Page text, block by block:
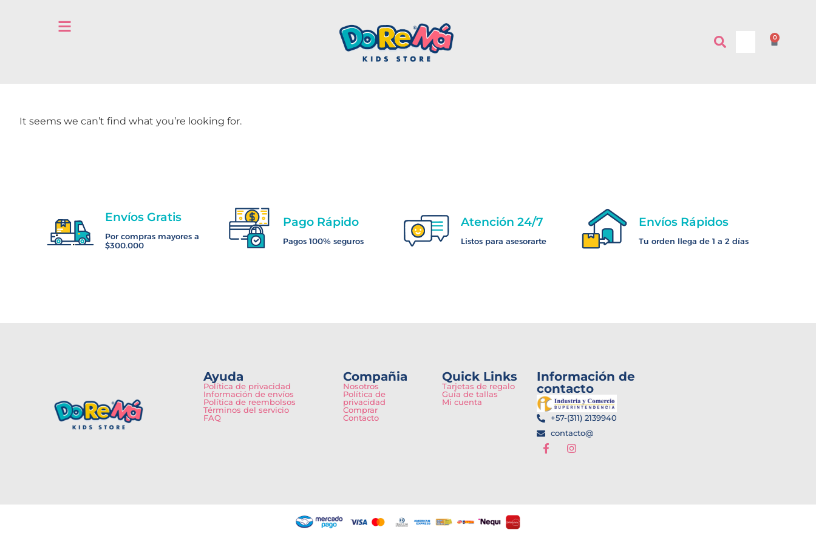
0
It seems we can’t find what you’re looking for.
Envíos Gratis
Por compras mayores a
$300.000
Pago Rápido
Pagos 100% seguros
Atención 24/7
Listos para asesorarte
Envíos Rápidos
Tu orden llega de 1 a 2 días
Ayuda
Política de privacidad
Información de envíos
Política de reembolsos
Términos del servicio
FAQ
Compañia
Nosotros
Política de
privacidad
Comprar
Contacto
Quick Links
Tarjetas de regalo
Guía de tallas
Mi cuenta
Información de
contacto
+57-(311) 2139940
contacto@